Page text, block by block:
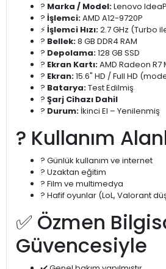
?️ Marka / Model:Lenovo
? İşlemci:AMD A12-9720P
⚡İşlemci Hızı:2.7 GHz (Turbo
? Bellek:8 GB DDR4 RAM
? Depolama:128 GB SSD
? Ekran Kartı:AMD Radeon R7
?️ Ekran:15.6" HD / Full HD
? Batarya:Test Edilmiş
? Şarj Cihazı Dahil
? Durum: İkinci El – Yenilenmiş
? Kullanım
? Günlük kullanım ve internet
? Uzaktan eğitim
? Film ve multimedya
? Hafif oyunlar (LoL, Valorant
✅ Özmen
Güvencesiyle